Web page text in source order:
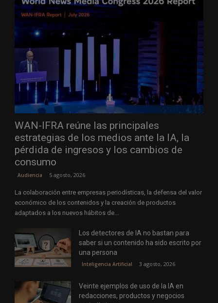
WAN-IFRA reúne las principales
estrategias de los medios ante la IA, la
pérdida de ingresos y los cambios de
consumo
Audiencia 5 agosto, 2026
La colaboración entre empresas periodísticas, la defensa del valor
económico de los contenidos y la creación de productos
adaptados a los nuevos hábitos de...
Los detectores de IA no bastan para
saber si un contenido ha sido escrito por
una persona
Inteligencia Artificial 3 agosto, 2026
Veinte ejemplos de uso de la IA en
redacciones, productos y negocios